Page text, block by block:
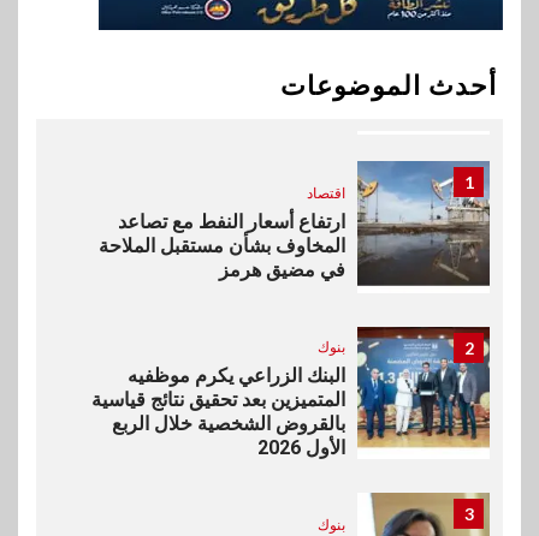
أحدث الموضوعاتبيان توضيحي صادر عن شركة
ناتجاس
1
اقتصاد
ارتفاع أسعار النفط مع تصاعد
المخاوف بشأن مستقبل الملاحة
في مضيق هرمز
2 بنوك
البنك الزراعي يكرم موظفيه
المتميزين بعد تحقيق نتائج قياسية
بالقروض الشخصية خلال الربع
الأول 2026
3
بنوك